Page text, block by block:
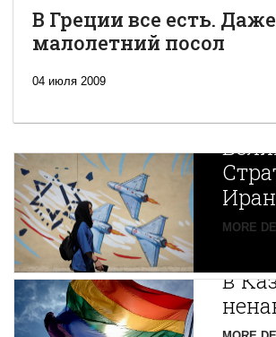
В Греции все есть. Даже
малолетний посол
04 июля 2009
MORE
в
Азии